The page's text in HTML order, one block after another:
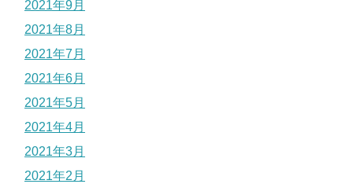
2021年9月
2021年8月
2021年7月
2021年6月
2021年5月
2021年4月
2021年3月
2021年2月